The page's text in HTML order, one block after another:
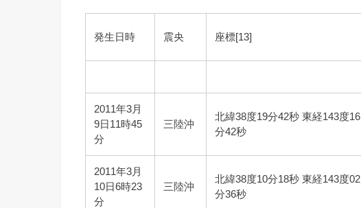
発生日時 震央 座標[13]
2011年3月
9日11時45
分
三陸沖
北緯38度19分42秒 東経143度16
分42秒
2011年3月
10日6時23
分
三陸沖
北緯38度10分18秒 東経143度02
分36秒